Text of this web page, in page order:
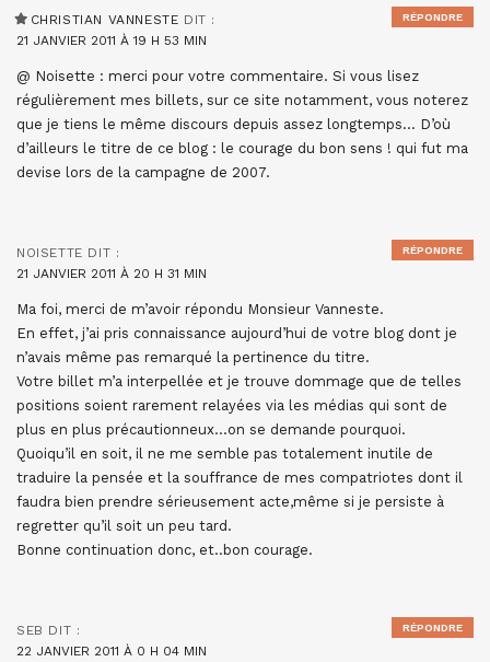
CHRISTIAN VANNESTE DIT :
21 JANVIER 2011 À 19 H 53 MIN
@ Noisette : merci pour votre commentaire. Si vous lisez
régulièrement mes billets, sur ce site notamment, vous noterez
que je tiens le même discours depuis assez longtemps… D’où
d’ailleurs le titre de ce blog : le courage du bon sens ! qui fut ma
devise lors de la campagne de 2007.
RÉPONDRE
NOISETTE DIT :
21 JANVIER 2011 À 20 H 31 MIN
Ma foi, merci de m’avoir répondu Monsieur Vanneste.
En effet, j’ai pris connaissance aujourd’hui de votre blog dont je
n’avais même pas remarqué la pertinence du titre.
Votre billet m’a interpellée et je trouve dommage que de telles
positions soient rarement relayées via les médias qui sont de
plus en plus précautionneux…on se demande pourquoi.
Quoiqu’il en soit, il ne me semble pas totalement inutile de
traduire la pensée et la souffrance de mes compatriotes dont il
faudra bien prendre sérieusement acte,même si je persiste à
regretter qu’il soit un peu tard.
Bonne continuation donc, et..bon courage.
RÉPONDRE
SEB DIT :
22 JANVIER 2011 À 0 H 04 MIN
RÉPONDRE